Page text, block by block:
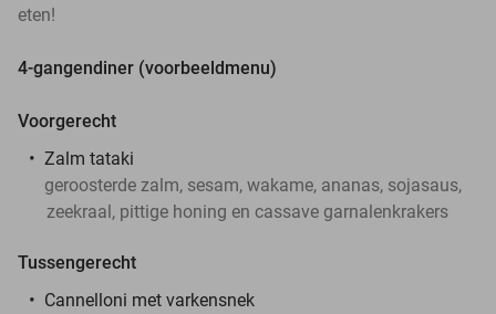
eten!
4-gangendiner (voorbeeldmenu)
Voorgerecht
Zalm tataki
geroosterde zalm, sesam, wakame, ananas, sojasaus,
zeekraal, pittige honing en cassave garnalenkrakers
Tussengerecht
Cannelloni met varkensnek